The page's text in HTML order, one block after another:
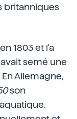
britanniques
1803 et l'a
semé une
Allemagne,
son